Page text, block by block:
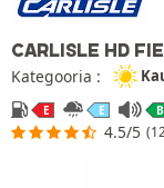
CARLISLE HD
Kategooria :
E E B
4.5/5